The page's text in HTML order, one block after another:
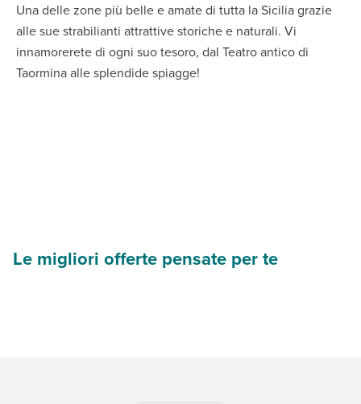
Una delle zone più belle e amate di tutta la Sicilia grazie
alle sue strabilianti attrattive storiche e naturali. Vi
innamorerete di ogni suo tesoro, dal Teatro antico di
Taormina alle splendide spiagge!
Le migliori offerte pensate per te